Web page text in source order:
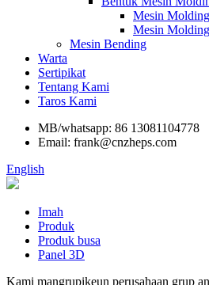
Mesin
Mesin
Mesin Bending
Warta
Sertipikat
Tentang Kami
Taros Kami
MB/whatsapp: 86 13081104778
Email: frank@cnzheps.com
English
Imah
Produk
Produk busa
Panel 3D
Kami mangrupikeun perusahaan grup